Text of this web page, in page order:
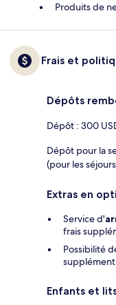
Produits de
Frais et
Dépôts
Dépôt : 300
Dépôt pour la
(pour les
Extras en
Service d'
frais
Possibilité
Enfants et